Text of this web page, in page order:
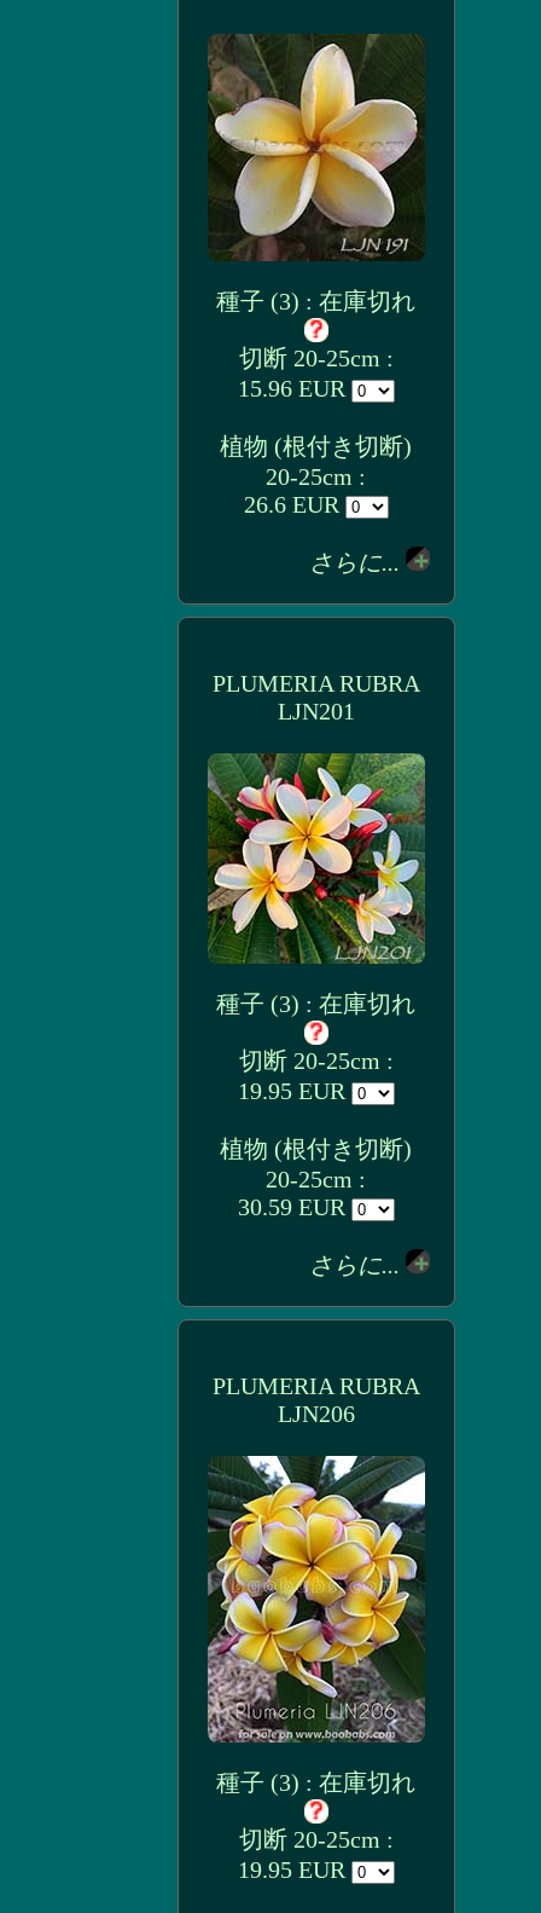
種子 (3) : 在庫切れ
切断 20-25cm :
15.96 EUR
植物 (根付き切断)
20-25cm :
26.6 EUR
さらに...
PLUMERIA RUBRA
LJN201
種子 (3) : 在庫切れ
切断 20-25cm :
19.95 EUR
植物 (根付き切断)
20-25cm :
30.59 EUR
さらに...
PLUMERIA RUBRA
LJN206
種子 (3) : 在庫切れ
切断 20-25cm :
19.95 EUR